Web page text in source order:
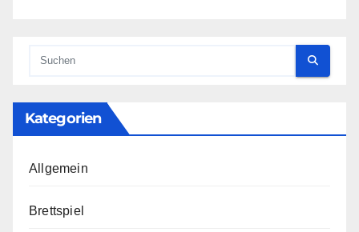
Kategorien
Allgemein
Brettspiel